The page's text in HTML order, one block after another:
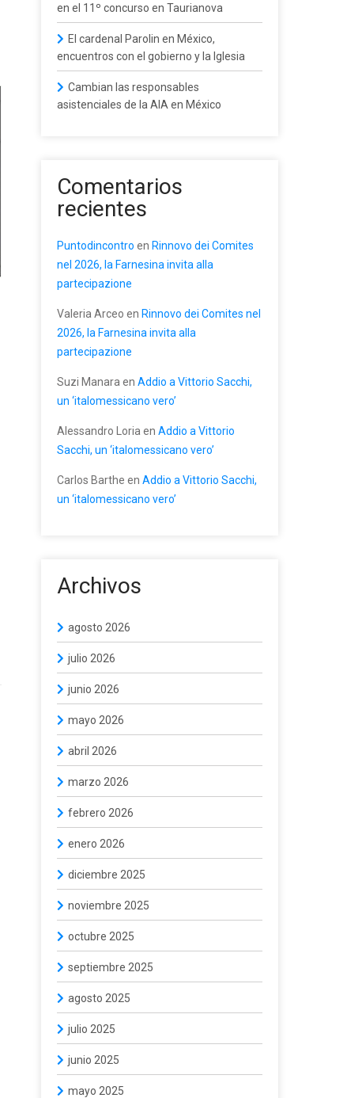
en el 11º concurso en Taurianova
El cardenal Parolin en México,
encuentros con el gobierno y la Iglesia
Cambian las responsables
asistenciales de la AIA en México
Comentarios
recientes
Puntodincontro en Rinnovo dei Comites
nel 2026, la Farnesina invita alla
partecipazione
Valeria Arceo en Rinnovo dei Comites nel
2026, la Farnesina invita alla
partecipazione
Suzi Manara en Addio a Vittorio Sacchi,
un ‘italomessicano vero’
Alessandro Loria en Addio a Vittorio
Sacchi, un ‘italomessicano vero’
Carlos Barthe en Addio a Vittorio Sacchi,
un ‘italomessicano vero’
Archivos
agosto 2026
julio 2026
junio 2026
mayo 2026
abril 2026
marzo 2026
febrero 2026
enero 2026
diciembre 2025
noviembre 2025
octubre 2025
septiembre 2025
agosto 2025
julio 2025
junio 2025
mayo 2025